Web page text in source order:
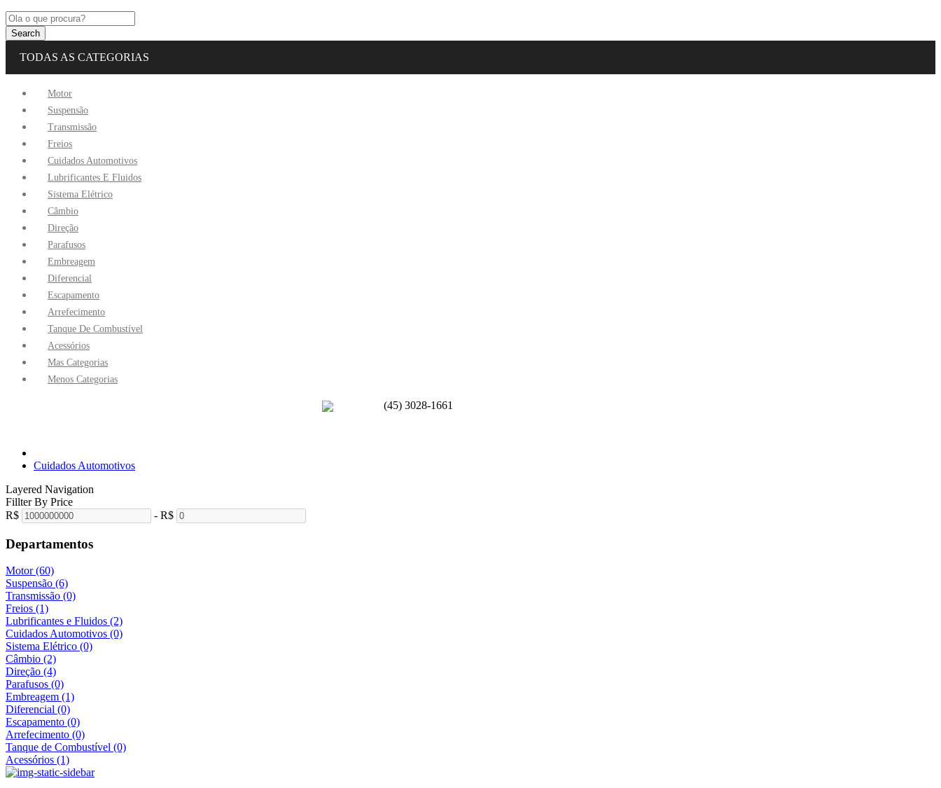
Search
TODAS AS CATEGORIAS
Motor
Suspensão
Transmissão
Freios
Cuidados Automotivos
Lubrificantes E Fluidos
Sistema Elétrico
Câmbio
Direção
Parafusos
Embreagem
Diferencial
Escapamento
Arrefecimento
Tanque De Combustível
Acessórios
Mas Categorias
Menos Categorias
(45) 3028-1661
Cuidados Automotivos
Layered Navigation
Fillter By Price
R$
- R$
Departamentos
Motor (60)
Suspensão (6)
Transmissão (0)
Freios (1)
Lubrificantes e Fluidos (2)
Cuidados Automotivos (0)
Sistema Elétrico (0)
Câmbio (2)
Direção (4)
Parafusos (0)
Embreagem (1)
Diferencial (0)
Escapamento (0)
Arrefecimento (0)
Tanque de Combustível (0)
Acessórios (1)